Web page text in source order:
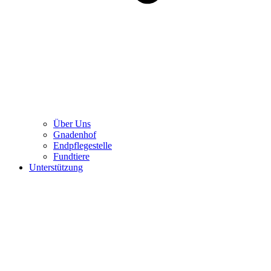
Über Uns
Gnadenhof
Endpflegestelle
Fundtiere
Unterstützung